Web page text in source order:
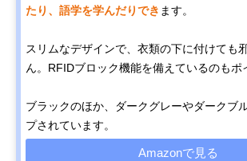
たり、語学を学んだりでき ます。
スリムなデザインで、衣類の下に付けても
ん。RFIDブロック機能を備えているのもポ
ブラックのほか、ダークグレーやダークブ
プされています。
Amazonで見る